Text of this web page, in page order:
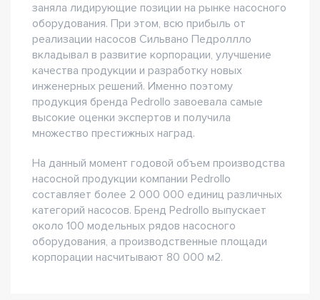
заняла лидирующие позиции на рынке насосного
оборудования. При этом, всю прибыль от
реализации насосов Сильвано Педроллло
вкладывал в развитие корпорации, улучшение
качества продукции и разработку новых
инженерных решений. Именно поэтому
продукция бренда Pedrollo завоевала самые
высокие оценки экспертов и получила
множество престижных наград.
На данный момент годовой объем производства
насосной продукции компании Pedrollo
составляет более 2 000 000 единиц различных
категорий насосов. Бренд Pedrollo выпускает
около 100 модельных рядов насосного
оборудования, а производственные площади
корпорации насчитывают 80 000 м2.